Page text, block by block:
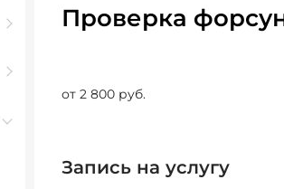
Проверка
от 2 800 руб.
Запись на услугу